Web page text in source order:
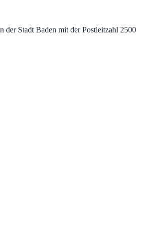
Stadt Baden mit der Postleitzahl 2500